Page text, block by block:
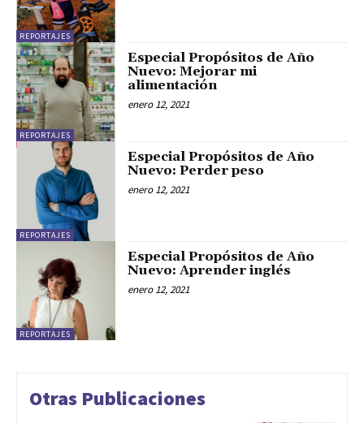
REPORTAJES
REPORTAJES
Especial Propósitos de Año
Nuevo: Mejorar mi
alimentación
enero 12, 2021
REPORTAJES
Especial Propósitos de Año
Nuevo: Perder peso
enero 12, 2021
REPORTAJES
Especial Propósitos de Año
Nuevo: Aprender inglés
enero 12, 2021
Otras Publicaciones